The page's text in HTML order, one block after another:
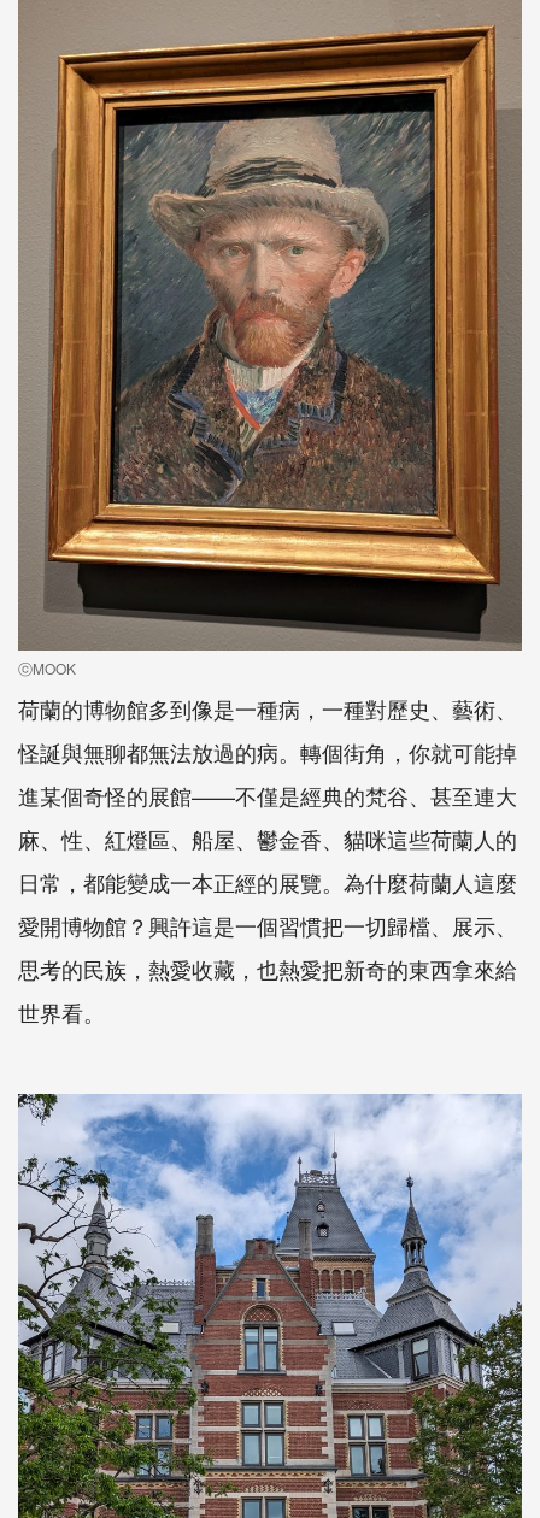
ⓒMOOK
荷蘭的博物館多到像是一種病，一種對歷史、藝術、
怪誕與無聊都無法放過的病。轉個街角，你就可能掉
進某個奇怪的展館——不僅是經典的梵谷、甚至連大
麻、性、紅燈區、船屋、鬱金香、貓咪這些荷蘭人的
日常，都能變成一本正經的展覽。為什麼荷蘭人這麼
愛開博物館？興許這是一個習慣把一切歸檔、展示、
思考的民族，熱愛收藏，也熱愛把新奇的東西拿來給
世界看。